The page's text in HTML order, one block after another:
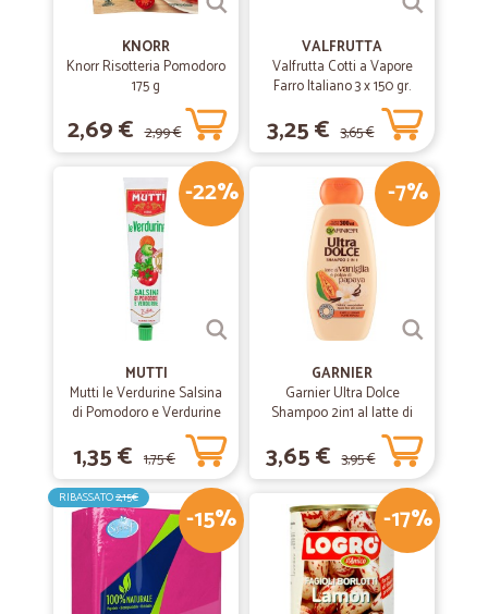
KNORR
Knorr Risotteria Pomodoro
175 g
2,69 € 2,99 €
VALFRUTTA
Valfrutta Cotti a Vapore
Farro Italiano 3 x 150 gr.
3,25 € 3,65 €
-22%
MUTTI
Mutti le Verdurine Salsina
di Pomodoro e Verdurine
1,35 € 1,75 €
-7%
GARNIER
Garnier Ultra Dolce
Shampoo 2in1 al latte di
Vaniglia e polpa di Papaya
per capelli lunghi, 300 ml.
3,65 € 3,95 €
-15%
RIBASSATO2,15€
-17%